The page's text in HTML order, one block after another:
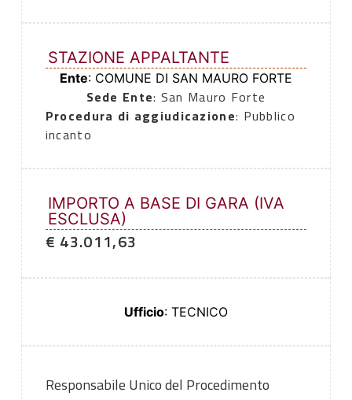
STAZIONE APPALTANTE
Ente: COMUNE DI SAN MAURO FORTE
Sede Ente: San Mauro Forte
Procedura di aggiudicazione: Pubblico
incanto
IMPORTO A BASE DI GARA (IVA
ESCLUSA)
€ 43.011,63
Ufficio: TECNICO
Responsabile Unico del Procedimento